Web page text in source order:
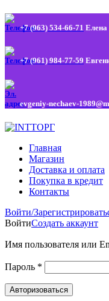
+7 (963) 534-66-71 Елена
+7 (961) 984-77-59
evgeniy-nechaev-
Главная
Магазин
Доставка и оплата
Покупка в кредит
Контакты
Войти/
ВойтиСоздать аккаунт
Имя пользователя или
Пароль *
Авторизоваться